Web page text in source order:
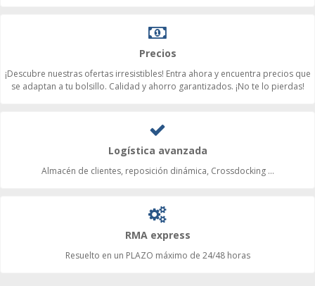
Precios
¡Descubre nuestras ofertas irresistibles! Entra ahora y encuentra precios que
se adaptan a tu bolsillo. Calidad y ahorro garantizados. ¡No te lo pierdas!
Logística avanzada
Almacén de clientes, reposición dinámica, Crossdocking ...
RMA express
Resuelto en un PLAZO máximo de 24/48 horas